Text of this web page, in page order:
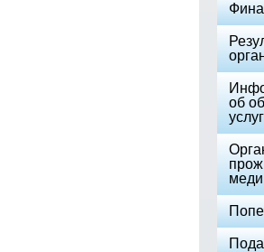
об
услуг